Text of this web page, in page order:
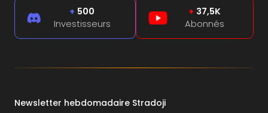
+ 500
Investisseurs
+ 37,5K
Abonnés
Newsletter hebdomadaire Stradoji